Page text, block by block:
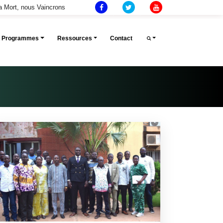
Mort, nous Vaincrons
Programmes Ressources Contact